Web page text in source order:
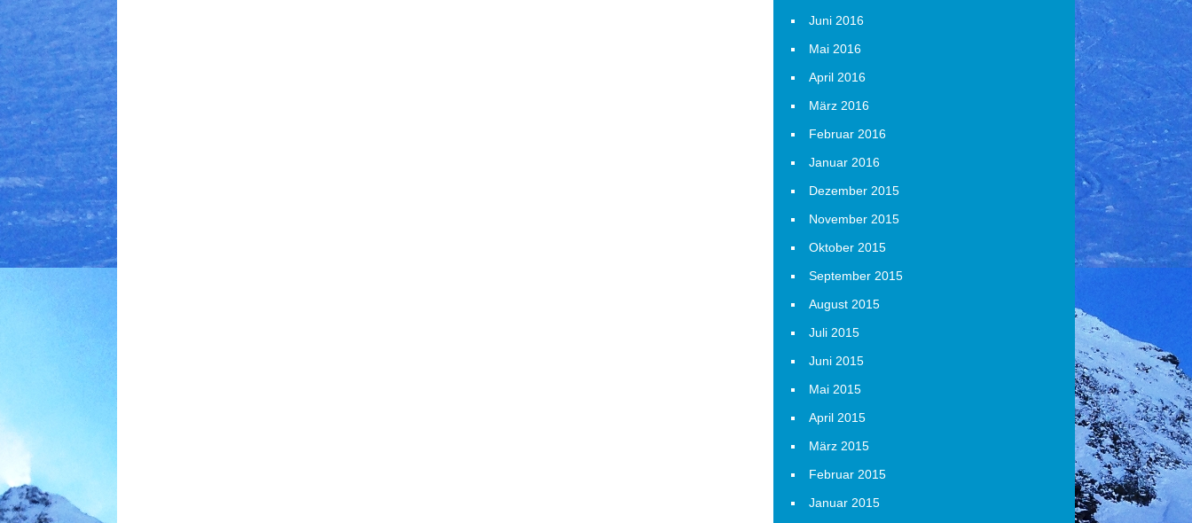
Juni 2016
Mai 2016
April 2016
März 2016
Februar 2016
Januar 2016
Dezember 2015
November 2015
Oktober 2015
September 2015
August 2015
Juli 2015
Juni 2015
Mai 2015
April 2015
März 2015
Februar 2015
Januar 2015